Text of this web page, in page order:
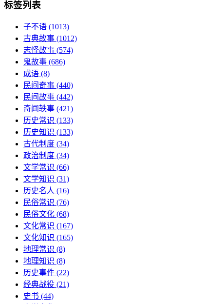
标签列表
子不语 (1013)
古典故事 (1012)
志怪故事 (574)
鬼故事 (686)
成语 (8)
民间奇事 (440)
民间故事 (442)
奇闻轶事 (421)
历史常识 (133)
历史知识 (133)
古代制度 (34)
政治制度 (34)
文学常识 (66)
文学知识 (31)
历史名人 (16)
民俗常识 (76)
民俗文化 (68)
文化常识 (167)
文化知识 (165)
地理常识 (8)
地理知识 (8)
历史事件 (22)
经典战役 (21)
史书 (44)